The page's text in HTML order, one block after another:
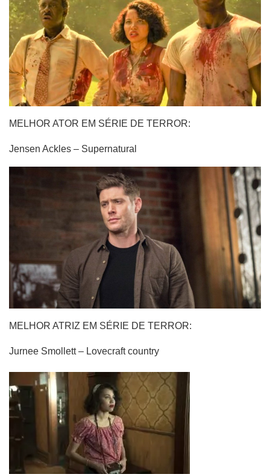
MELHOR ATOR EM SÉRIE DE TERROR:
Jensen Ackles – Supernatural
MELHOR ATRIZ EM SÉRIE DE TERROR:
Jurnee Smollett – Lovecraft country